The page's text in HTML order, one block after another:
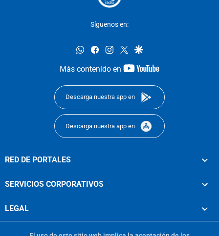
Síguenos en:
whatsappfacebookinstagram
twittergoogle
Más contenido en
youtube-
Descarga nuestra app en
Descarga nuestra app en
RED DE PORTALES
SERVICIOS CORPORATIVOS
LEGAL